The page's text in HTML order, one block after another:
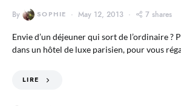
By SOPHIE May 12, 2013 7 shares
Envie d’un déjeuner qui sort de l’ordinaire ?
dans un hôtel de luxe parisien, pour vous
LIRE